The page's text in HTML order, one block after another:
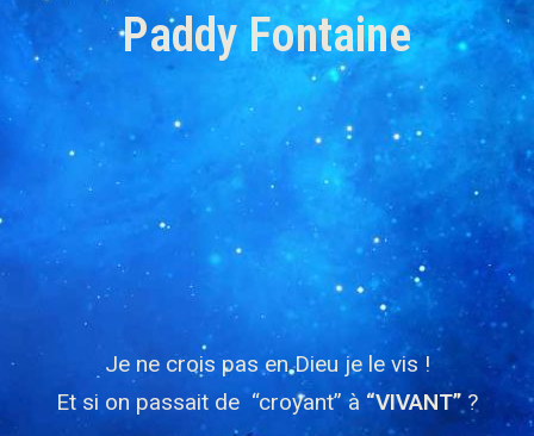
Paddy Fontaine
Je ne crois pas en Dieu je le vis !
Et si on passait de “croyant” à “VIVANT” ?